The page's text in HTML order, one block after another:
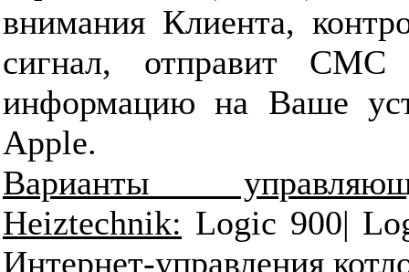
внимания Клиента,
сигнал, отправит СМС
информацию на Ваше
Apple.
Варианты
Heiztechnik: Logic 900|
Интернет-управления